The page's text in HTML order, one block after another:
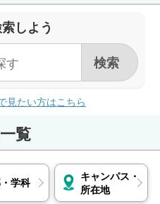
しよう
見たい方はこちら
覧
学科
キャンパス・
所在地